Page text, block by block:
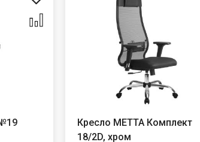
Кресло МЕТТА Комплект